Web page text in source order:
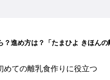
優秀！トラベルグッズ4選